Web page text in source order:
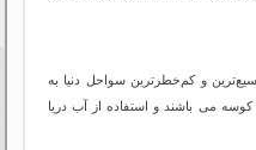
و کم‌خطرترین سواحل دنیا به
می باشند و استفاده از آب دریا